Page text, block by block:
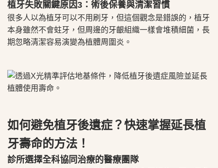
植牙失敗關鍵原因3：術後保養與清潔習慣
很多人以為植牙可以不用刷牙，但這個觀念是錯誤的，植牙
本身雖然不會蛀牙，但周邊的牙齦組織一樣會堆積細菌，長
期忽略清潔容易演變為植體周圍炎。
如何避免植牙後遺症？快速掌握延長植
牙壽命的方法！
診所選擇全科協同治療的醫療團隊